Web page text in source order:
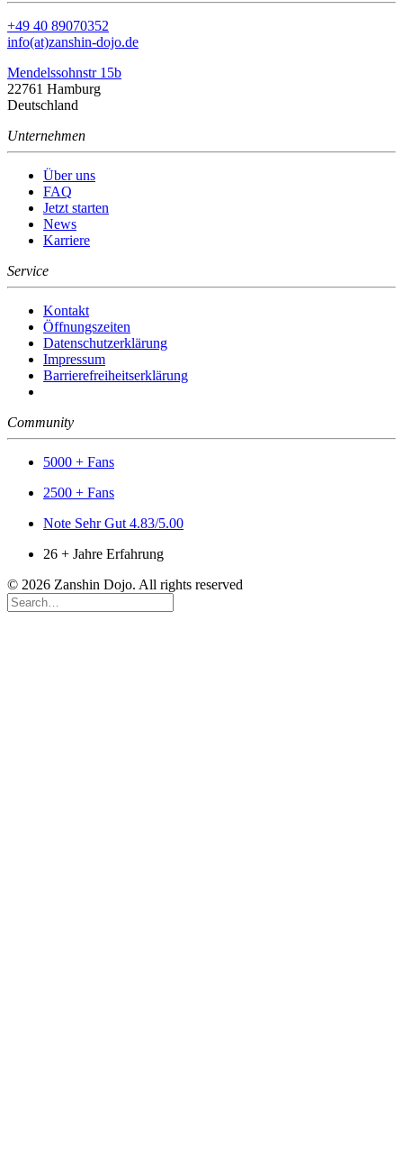
+49 40 89070352
info(at)zanshin-dojo.de
Mendelssohnstr 15b
22761 Hamburg
Deutschland
Unternehmen
Über uns
FAQ
Jetzt starten
News
Karriere
Service
Kontakt
Öffnungszeiten
Datenschutzerklärung
Impressum
Barrierefreiheitserklärung
Community
5000 + Fans
2500 + Fans
Note Sehr Gut 4.83/5.00
26 + Jahre Erfahrung
© 2026 Zanshin Dojo. All rights reserved